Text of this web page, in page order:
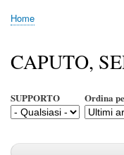
Home
Lista Autori
Contatti
Spedizione & Consegna
Legenda
Condizioni per l'uso
Briciole
pane
Home
CAPUTO,
SUPPORTO Ordina